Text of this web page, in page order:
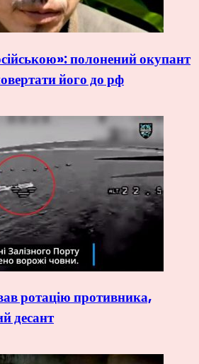
полонений окупант
його до рф
ротацію противника,
десант